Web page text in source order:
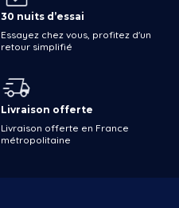
30 nuits d’essai
Essayez chez vous, profitez d'un
retour simplifié
Livraison offerte
Livraison offerte en France
métropolitaine